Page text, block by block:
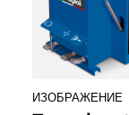
ИЗОБРАЖЕНИЕ